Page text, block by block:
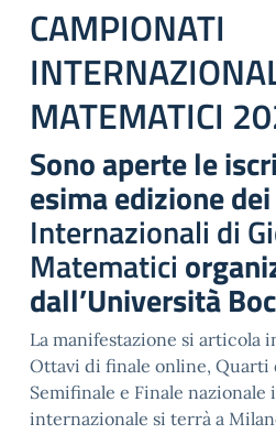
CAMPIONATI
MATEMATICI
Sono aperte le
esima edizione dei
Internazionali di
Matematici
dall’Università
La manifestazione si articola
Ottavi di finale online, Quarti
Semifinale e Finale nazionale
internazionale si terrà a